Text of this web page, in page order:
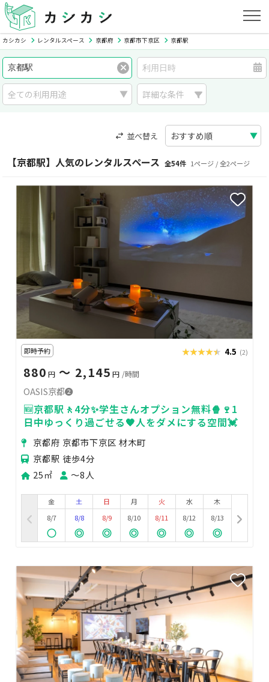
カシカシ レンタルスペース 京都府 京都市下京区 京都駅
詳細な条件
並べ替え
【京都駅】人気のレンタルスペース 全54件 1ページ / 全2ページ
即時予約 ★★★★★
★★★★★ 4.5 (2)
880 円 〜 2,145 円 /時間
OASIS京都❷
🆕京都駅🚶4分✨学生さんオプション無料🍿🍷1
日中ゆっくり過ごせる🖤人をダメにする空間💓
京都府 京都市下京区 材木町
京都駅 徒歩4分
25㎡
〜8人
金
8/7
土
8/8
日
8/9
月
8/10
火
8/11
水
8/12
木
8/13